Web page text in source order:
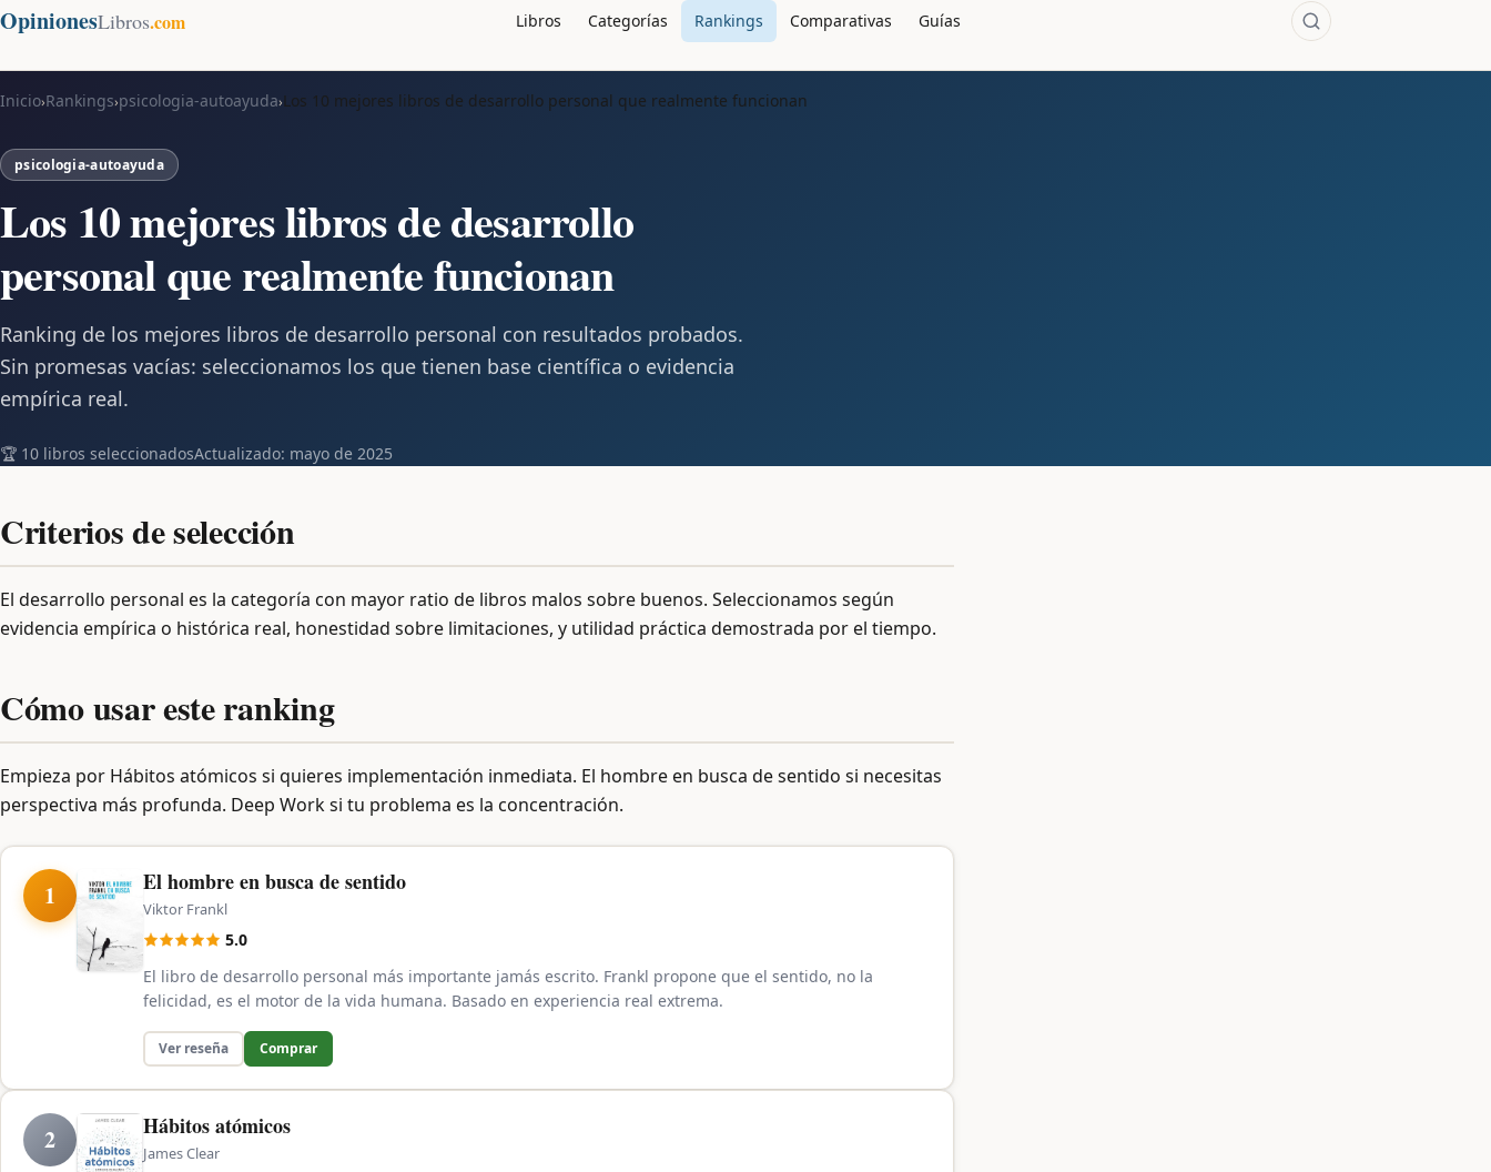
OpinionesLibros.com Libros Categorías Rankings Comparativas Guías
Inicio›Rankings›psicologia-autoayuda›Los 10 mejores libros de desarrollo personal que realmente funcionan
psicologia-autoayuda
Los 10 mejores libros de desarrollo
personal que realmente funcionan
Ranking de los mejores libros de desarrollo personal con resultados probados.
Sin promesas vacías: seleccionamos los que tienen base científica o evidencia
empírica real.
🏆 10 libros seleccionadosActualizado: mayo de 2025
Criterios de selección
El desarrollo personal es la categoría con mayor ratio de libros malos sobre buenos. Seleccionamos según
evidencia empírica o histórica real, honestidad sobre limitaciones, y utilidad práctica demostrada por el tiempo.
Cómo usar este ranking
Empieza por Hábitos atómicos si quieres implementación inmediata. El hombre en busca de sentido si necesitas
perspectiva más profunda. Deep Work si tu problema es la concentración.
1 El hombre en busca de sentido
Viktor Frankl
5.0
El libro de desarrollo personal más importante jamás escrito. Frankl propone que el sentido, no la
felicidad, es el motor de la vida humana. Basado en experiencia real extrema.
Ver reseña Comprar
2 Hábitos atómicos
James Clear